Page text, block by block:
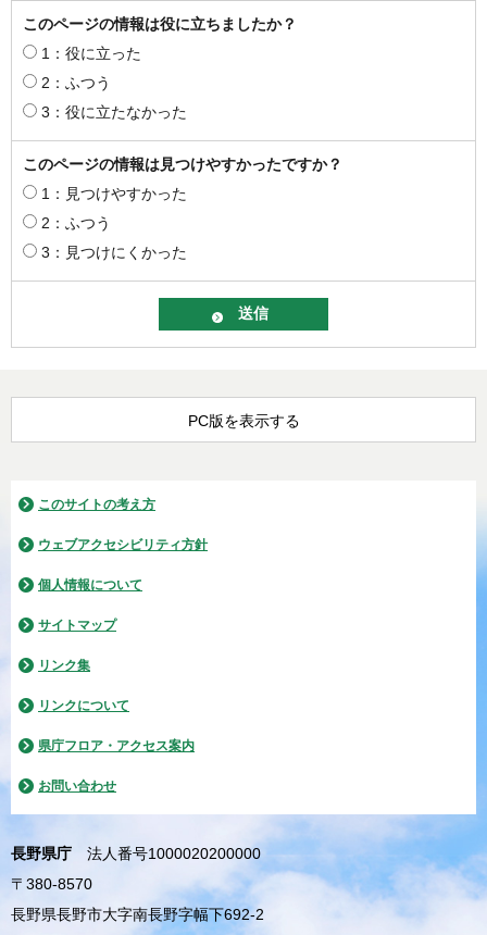
このページの情報は役に立ちましたか？
1：役に立った
2：ふつう
3：役に立たなかった
このページの情報は見つけやすかったですか？
1：見つけやすかった
2：ふつう
3：見つけにくかった
PC版を表示する
このサイトの考え方
ウェブアクセシビリティ方針
個人情報について
サイトマップ
リンク集
リンクについて
県庁フロア・アクセス案内
お問い合わせ
長野県庁
法人番号1000020200000
〒380-8570
長野県長野市大字南長野字幅下692-2